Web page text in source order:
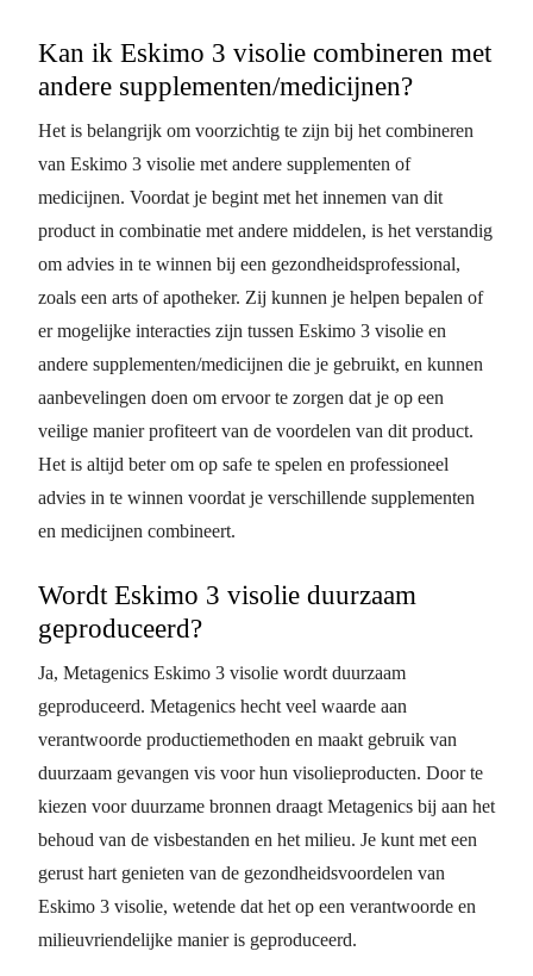
Kan ik Eskimo 3 visolie combineren met
andere supplementen/medicijnen?
Het is belangrijk om voorzichtig te zijn bij het combineren
van Eskimo 3 visolie met andere supplementen of
medicijnen. Voordat je begint met het innemen van dit
product in combinatie met andere middelen, is het verstandig
om advies in te winnen bij een gezondheidsprofessional,
zoals een arts of apotheker. Zij kunnen je helpen bepalen of
er mogelijke interacties zijn tussen Eskimo 3 visolie en
andere supplementen/medicijnen die je gebruikt, en kunnen
aanbevelingen doen om ervoor te zorgen dat je op een
veilige manier profiteert van de voordelen van dit product.
Het is altijd beter om op safe te spelen en professioneel
advies in te winnen voordat je verschillende supplementen
en medicijnen combineert.
Wordt Eskimo 3 visolie duurzaam
geproduceerd?
Ja, Metagenics Eskimo 3 visolie wordt duurzaam
geproduceerd. Metagenics hecht veel waarde aan
verantwoorde productiemethoden en maakt gebruik van
duurzaam gevangen vis voor hun visolieproducten. Door te
kiezen voor duurzame bronnen draagt Metagenics bij aan het
behoud van de visbestanden en het milieu. Je kunt met een
gerust hart genieten van de gezondheidsvoordelen van
Eskimo 3 visolie, wetende dat het op een verantwoorde en
milieuvriendelijke manier is geproduceerd.